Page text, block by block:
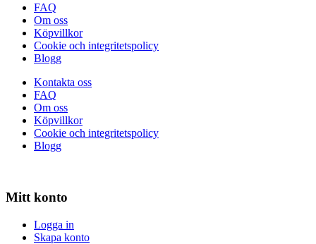
FAQ
Om oss
Köpvillkor
Cookie och integritetspolicy
Blogg
Kontakta oss
FAQ
Om oss
Köpvillkor
Cookie och integritetspolicy
Blogg
Mitt konto
Logga in
Skapa konto